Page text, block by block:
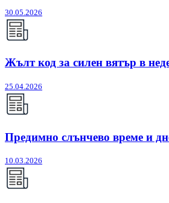
30.05.2026
Жълт код за силен вятър в
25.04.2026
Предимно слънчево време и
10.03.2026